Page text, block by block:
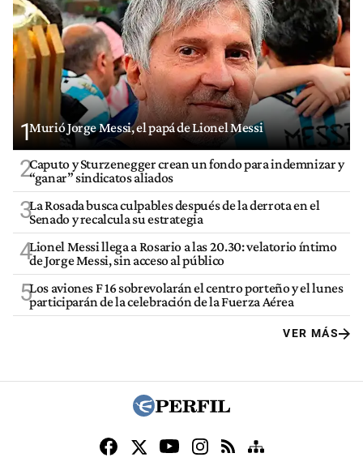
1Murió Jorge Messi, el papá de Lionel Messi
2Caputo y Sturzenegger crean un fondo para indemnizar y
“ganar” sindicatos aliados
3La Rosada busca culpables después de la derrota en el
Senado y recalcula su estrategia
4Lionel Messi llega a Rosario a las 20.30: velatorio íntimo
de Jorge Messi, sin acceso al público
5Los aviones F 16 sobrevolarán el centro porteño y el lunes
participarán de la celebración de la Fuerza Aérea
VER MÁS